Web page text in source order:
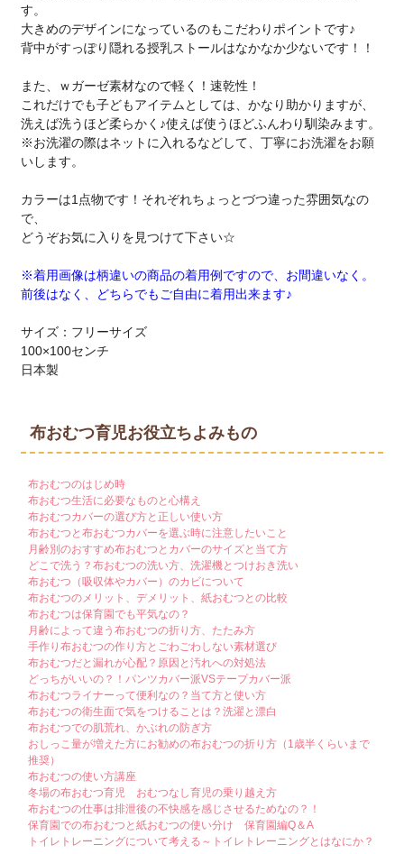
す。
大きめのデザインになっているのもこだわりポイントです♪
背中がすっぽり隠れる授乳ストールはなかなか少ないです！！
また、ｗガーゼ素材なので軽く！速乾性！
これだけでも子どもアイテムとしては、かなり助かりますが、
洗えば洗うほど柔らかく♪使えば使うほどふんわり馴染みます。
※お洗濯の際はネットに入れるなどして、丁寧にお洗濯をお願
いします。
カラーは1点物です！それぞれちょっとづつ違った雰囲気なの
で、
どうぞお気に入りを見つけて下さい☆
※着用画像は柄違いの商品の着用例ですので、お間違いなく。
前後はなく、どちらでもご自由に着用出来ます♪
サイズ：フリーサイズ
100×100センチ
日本製
布おむつ育児お役立ちよみもの
布おむつのはじめ時
布おむつ生活に必要なものと心構え
布おむつカバーの選び方と正しい使い方
布おむつと布おむつカバーを選ぶ時に注意したいこと
月齢別のおすすめ布おむつとカバーのサイズと当て方
どこで洗う？布おむつの洗い方、洗濯機とつけおき洗い
布おむつ（吸収体やカバー）のカビについて
布おむつのメリット、デメリット、紙おむつとの比較
布おむつは保育園でも平気なの？
月齢によって違う布おむつの折り方、たたみ方
手作り布おむつの作り方とごわごわしない素材選び
布おむつだと漏れが心配？原因と汚れへの対処法
どっちがいいの？！パンツカバー派VSテープカバー派
布おむつライナーって便利なの？当て方と使い方
布おむつの衛生面で気をつけることは？洗濯と漂白
布おむつでの肌荒れ、かぶれの防ぎ方
おしっこ量が増えた方にお勧めの布おむつの折り方（1歳半くらいまで
推奨）
布おむつの使い方講座
冬場の布おむつ育児 おむつなし育児の乗り越え方
布おむつの仕事は排泄後の不快感を感じさせるためなの？！
保育園での布おむつと紙おむつの使い分け 保育園編Q＆A
トイレトレーニングについて考える～トイレトレーニングとはなにか？